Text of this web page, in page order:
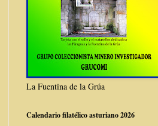
La Fuentina de la Grúa
Calendario filatélico asturiano 2026